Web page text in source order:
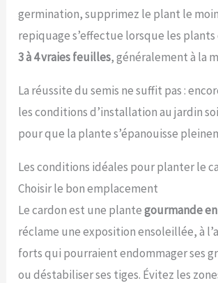
germination, supprimez le plant le
repiquage s’effectue lorsque les
3 à 4 vraies feuilles, généralement à la
La réussite du semis ne suffit pas :
les conditions d’installation au jardin
pour que la plante s’épanouisse
Les conditions idéales pour planter le
Choisir le bon emplacement
Le cardon est une plantegourmande
réclame une exposition ensoleillée, à
forts qui pourraient endommager ses
ou déstabiliser ses tiges. Évitez les